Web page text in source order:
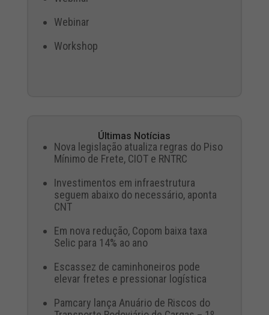
Webinar
Workshop
Últimas Notícias
Nova legislação atualiza regras do Piso
Mínimo de Frete, CIOT e RNTRC
Investimentos em infraestrutura
seguem abaixo do necessário, aponta
CNT
Em nova redução, Copom baixa taxa
Selic para 14% ao ano
Escassez de caminhoneiros pode
elevar fretes e pressionar logística
Pamcary lança Anuário de Riscos do